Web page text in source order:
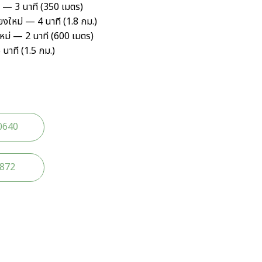
— 3 นาที (350 เมตร)
งใหม่ — 4 นาที (1.8 กม.)
ม่ — 2 นาที (600 เมตร)
าที (1.5 กม.)